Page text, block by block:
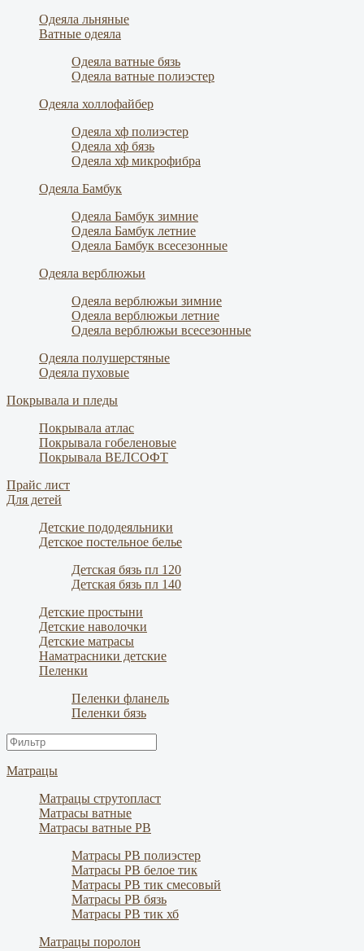
Одеяла льняные
Ватные одеяла
Одеяла ватные бязь
Одеяла ватные полиэстер
Одеяла холлофайбер
Одеяла хф полиэстер
Одеяла хф бязь
Одеяла хф микрофибра
Одеяла Бамбук
Одеяла Бамбук зимние
Одеяла Бамбук летние
Одеяла Бамбук всесезонные
Одеяла верблюжьи
Одеяла верблюжьи зимние
Одеяла верблюжьи летние
Одеяла верблюжьи всесезонные
Одеяла полушерстяные
Одеяла пуховые
Покрывала и пледы
Покрывала атлас
Покрывала гобеленовые
Покрывала ВЕЛСОФТ
Прайс лист
Для детей
Детские пододеяльники
Детское постельное белье
Детская бязь пл 120
Детская бязь пл 140
Детские простыни
Детские наволочки
Детские матрасы
Наматрасники детские
Пеленки
Пеленки фланель
Пеленки бязь
Матрацы
Матрацы струтопласт
Матрасы ватные
Матрасы ватные РВ
Матрасы РВ полиэстер
Матрасы РВ белое тик
Матрасы РВ тик смесовый
Матрасы РВ бязь
Матрасы РВ тик хб
Матрацы поролон